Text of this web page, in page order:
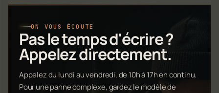
ON VOUS ÉCOUTE
Pas le temps d'écrire ?
Appelez directement.
Appelez du lundi au vendredi, de 10h à 17h en continu.
Pour une panne complexe, gardez le modèle de